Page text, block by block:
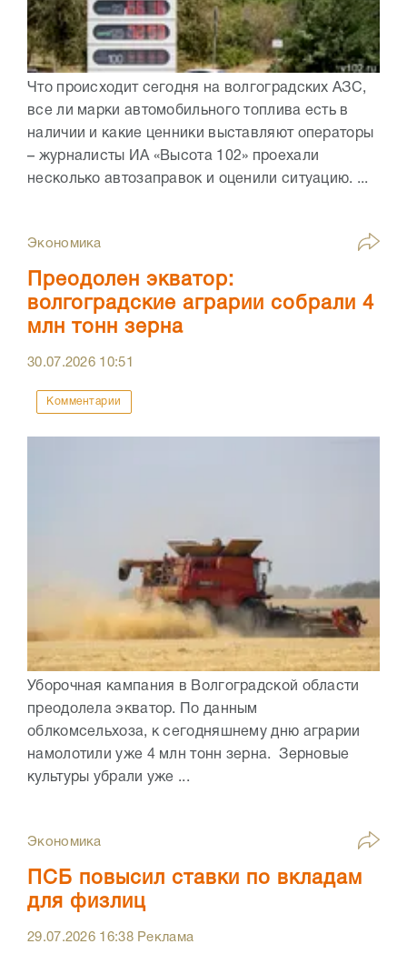
Что происходит сегодня на волгоградских АЗС,
все ли марки автомобильного топлива есть в
наличии и какие ценники выставляют операторы
– журналисты ИА «Высота 102» проехали
несколько автозаправок и оценили ситуацию. ...
Экономика
Преодолен экватор:
волгоградские аграрии собрали 4
млн тонн зерна
30.07.2026 10:51
Комментарии
Уборочная кампания в Волгоградской области
преодолела экватор. По данным
облкомсельхоза, к сегодняшнему дню аграрии
намолотили уже 4 млн тонн зерна. Зерновые
культуры убрали уже ...
Экономика
ПСБ повысил ставки по вкладам
для физлиц
29.07.2026 16:38Реклама